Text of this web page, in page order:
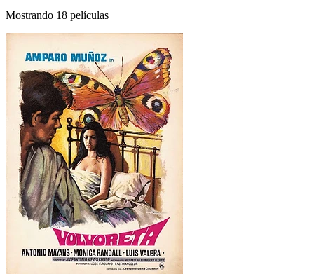
Mostrando 18 películas